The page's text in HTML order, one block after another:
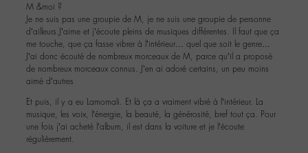
M &moi ?
Je ne suis pas une groupie de M, je ne suis une groupie de personne
d’ailleurs.J’aime et j’écoute pleins de musiques différentes. Il faut que ça
me touche, que ça fasse vibrer à l’intérieur… quel que soit le genre…
J’ai donc écouté de nombreux morceaux de M, parce qu’il a proposé
de nombreux morceaux connus. J’en ai adoré certains, un peu moins
aimé d’autres
Et puis, il y a eu Lamomali. Et là ça a vraiment vibré à l’intérieur. La
musique, les voix, l’énergie, la beauté, la générosité, bref tout ça. Pour
une fois j’ai acheté l’album, il est dans la voiture et je l’écoute
régulièrement.